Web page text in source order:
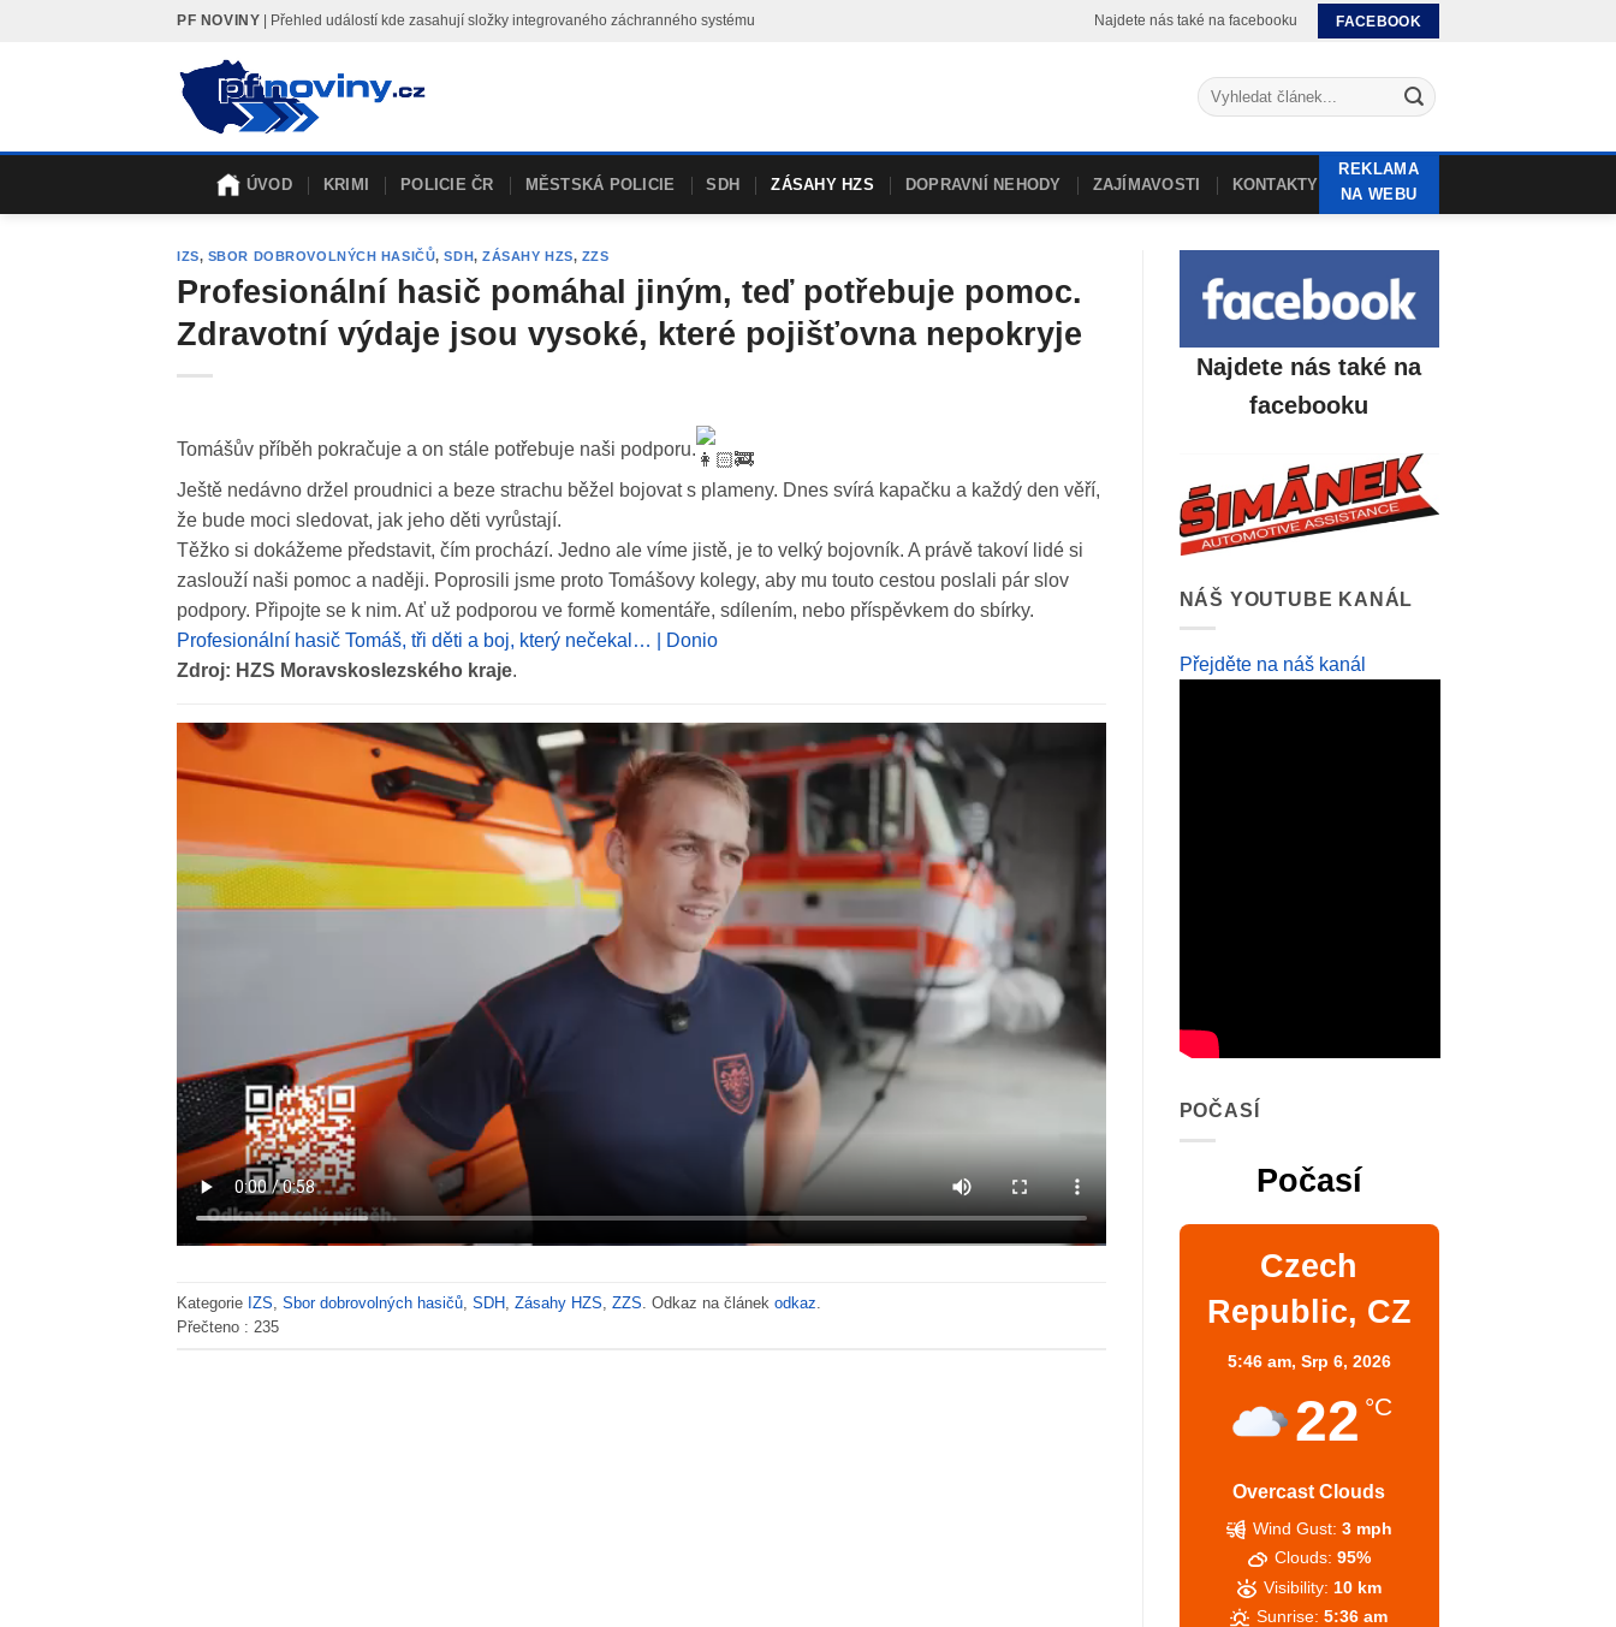
PF NOVINY | Přehled událostí kde zasahují složky integrovaného záchranného systému Najdete nás také na facebooku FACEBOOK
ÚVOD KRIMI POLICIE ČR MĚSTSKÁ POLICIE SDH ZÁSAHY HZS DOPRAVNÍ NEHODY ZAJÍMAVOSTI KONTAKTY
REKLAMA
NA WEBU
IZS, SBOR DOBROVOLNÝCH HASIČŮ,SDH,ZÁSAHY HZS, ZZS
Profesionální hasič pomáhal jiným, teď potřebuje pomoc.
Zdravotní výdaje jsou vysoké, které pojišťovna nepokryje
Tomášův příběh pokračuje a on stále potřebuje naši podporu.
Ještě nedávno držel proudnici a beze strachu běžel bojovat s plameny. Dnes svírá kapačku a každý den věří,
že bude moci sledovat, jak jeho děti vyrůstají.
Těžko si dokážeme představit, čím prochází. Jedno ale víme jistě, je to velký bojovník. A právě takoví lidé si
zaslouží naši pomoc a naději. Poprosili jsme proto Tomášovy kolegy, aby mu touto cestou poslali pár slov
podpory. Připojte se k nim. Ať už podporou ve formě komentáře, sdílením, nebo příspěvkem do sbírky.
Profesionální hasič Tomáš, tři děti a boj, který nečekal… | Donio
Zdroj: HZS Moravskoslezského kraje.
Kategorie IZS Sbor dobrovolných hasičů SDH Zásahy HZS ZZS . Odkaz na článek odkaz
Přečteno : 235
Najdete nás také na
facebooku
NÁŠ YOUTUBE KANÁL
Přejděte na náš kanál
POČASÍ
Počasí
Czech
Republic, CZ
5:46 am, Srp 6, 2026
22 °C
Overcast Clouds
Wind Gust: 3 mph
Clouds: 95%
Visibility: 10 km
Sunrise: 5:36 am